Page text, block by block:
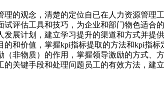
理的观念，清楚的定位自已在人力资源管理
试评估工具和技巧，为企业和部门物色适合的
发展计划，建立学习提升的渠道和方式并提
的和价值，掌握kpi指标提取的方法和kpi指
（非物质）的作用，掌握领导激励的方式、
的关键手段和处理问题员工的有效方法，建